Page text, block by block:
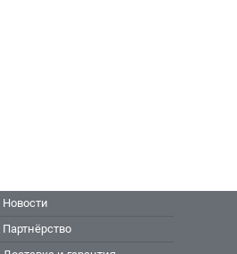
Новости
Партнёрство